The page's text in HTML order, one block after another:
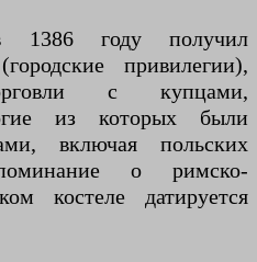
1386 году получил
привилегии),
с купцами,
из которых были
включая польских
о римско-
костеле датируется